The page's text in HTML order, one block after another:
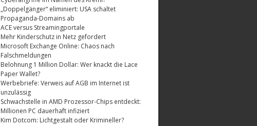
„Doppelgänger“ eliminiert: USA schaltet
Propaganda-Domains ab
ACE versus Streamingportale
Mehr Kinderschutz in Netz gefordert
Microsoft Exchange Online: Chaos nach
Falschmeldungen
Belohnung 1 Million Dollar: Wer knackt die Lace
Paper Wallet?
Werbebriefe: Verweis auf AGB im Internet ist
unzulässig
Schwachstelle in AMD Prozessor-Chips entdeckt:
Millionen PC dauerhaft infiziert
Kim Dotcom: Lichtgestalt oder Krimineller?